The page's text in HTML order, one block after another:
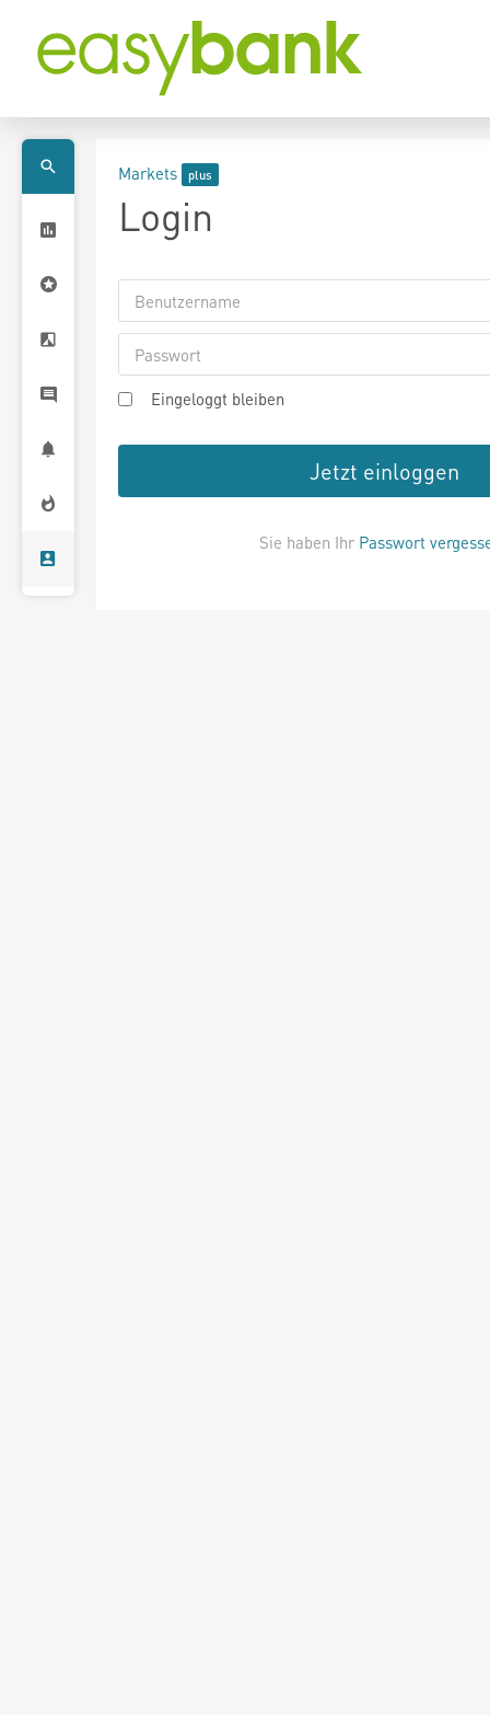
Markets
Login
Eingeloggt bleiben
Jetzt einloggen
Sie haben Ihr Passwort